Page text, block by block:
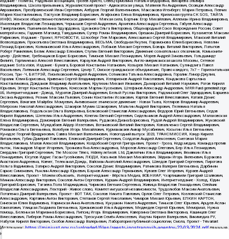
Источник:https://minjust.gov.ru/uploaded/files/reestr-inostrannyih-agentov-22-03-2024.pdfданные
на